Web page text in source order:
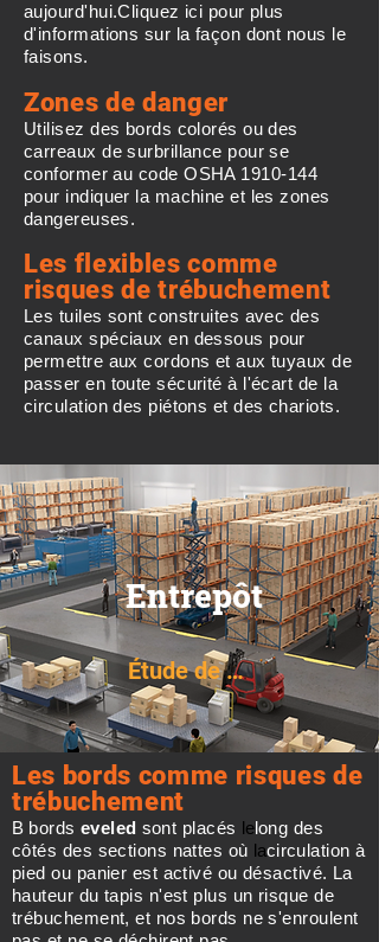
aujourd'hui.Cliquez ici pour plus
d'informations sur la façon dont nous le
faisons.
Zones de danger
Utilisez des bords colorés ou des
carreaux de surbrillance pour se
conformer au code OSHA 1910-144
pour indiquer la machine et les zones
dangereuses.
Les flexibles comme
risques de trébuchement
Les tuiles sont construites avec des
canaux spéciaux en dessous pour
permettre aux cordons et aux tuyaux de
passer en toute sécurité à l'écart de la
circulation des piétons et des chariots.
Étude de cas
Entrepôt
Les bords comme risques de
trébuchement
B bords eveled sont placés lelong des
côtés des sections nattes où lacirculation à
pied ou panier est activé ou désactivé. La
hauteur du tapis n'est plus un risque de
trébuchement, et nos bords ne s'enroulent